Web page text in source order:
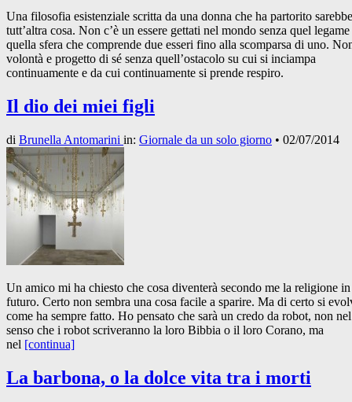
Una filosofia esistenziale scritta da una donna che ha partorito sarebbe
tutt’altra cosa. Non c’è un essere gettati nel mondo senza quel legame
quella sfera che comprende due esseri fino alla scomparsa di uno.
volontà e progetto di sé senza quell’ostacolo su cui si inciampa
continuamente e da cui continuamente si prende respiro.
Il dio dei miei figli
di Brunella Antomarini in: Giornale da un solo giorno • 02/07/2014
Un amico mi ha chiesto che cosa diventerà secondo me la religione in
futuro. Certo non sembra una cosa facile a sparire. Ma di certo si
come ha sempre fatto. Ho pensato che sarà un credo da robot, non nel
senso che i robot scriveranno la loro Bibbia o il loro Corano, ma
nel [continua]
La barbona, o la dolce vita tra i morti